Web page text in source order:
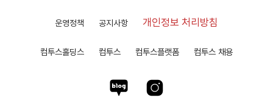
운영정책 공지사항 개인정보 처리방침
컴투스홀딩스 컴투스 컴투스플랫폼 컴투스 채용